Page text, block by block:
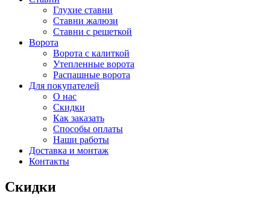
Глухие ставни
Ставни жалюзи
Ставни с решеткой
Ворота
Ворота с калиткой
Утепленные ворота
Распашные ворота
Для покупателей
О нас
Скидки
Как заказать
Способы оплаты
Наши работы
Доставка и монтаж
Контакты
Скидки